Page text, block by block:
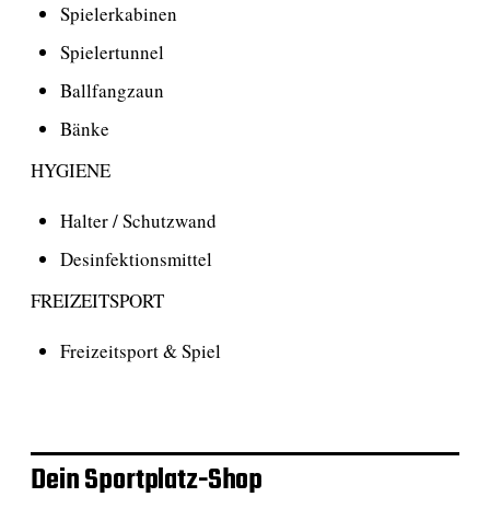
Spielerkabinen
Spielertunnel
Ballfangzaun
Bänke
HYGIENE
Halter / Schutzwand
Desinfektionsmittel
FREIZEITSPORT
Freizeitsport & Spiel
Dein Sportplatz-Shop